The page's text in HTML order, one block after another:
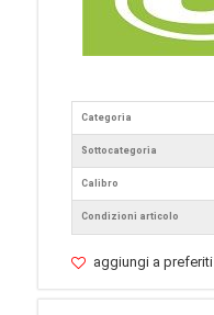
Categoria
Sottocategoria
Calibro
Condizioni articolo
aggiungi a preferiti